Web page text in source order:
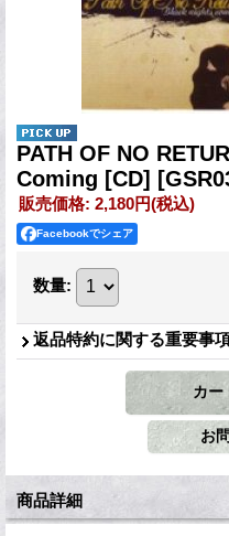
PATH OF NO
Coming [CD]
販売価格: 2,180円(税込)
Facebookでシェア
数量:
返品特約に関する重要事
商品詳細